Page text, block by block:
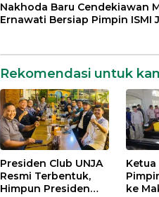
Nakhoda Baru Cendekiawan
Ernawati Bersiap Pimpin ISMI
Rekomendasi untuk
Presiden Club UNJA
Resmi Terbentuk,
Himpun Presiden
Ketua
ke